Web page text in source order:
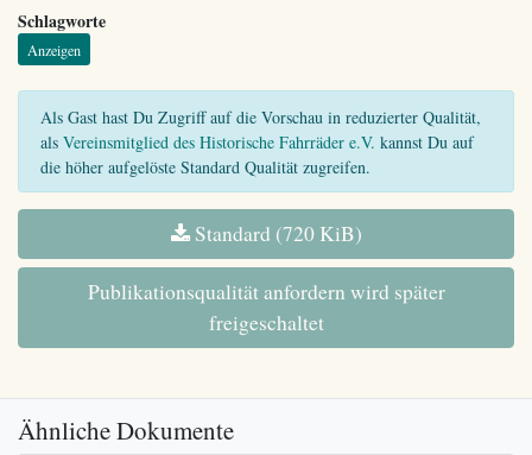
Schlagworte
Anzeigen
Als Gast hast Du Zugriff auf die Vorschau in reduzierter Qualität,
als Vereinsmitglied des Historische Fahrräder e.V. kannst Du auf
die höher aufgelöste Standard Qualität zugreifen.
Standard (720 KiB)
Publikationsqualität anfordern wird später
freigeschaltet
Ähnliche Dokumente